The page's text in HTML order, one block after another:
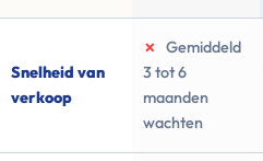
Snelheid van
verkoop
✗
Gemiddeld
3 tot 6
maanden
wachten